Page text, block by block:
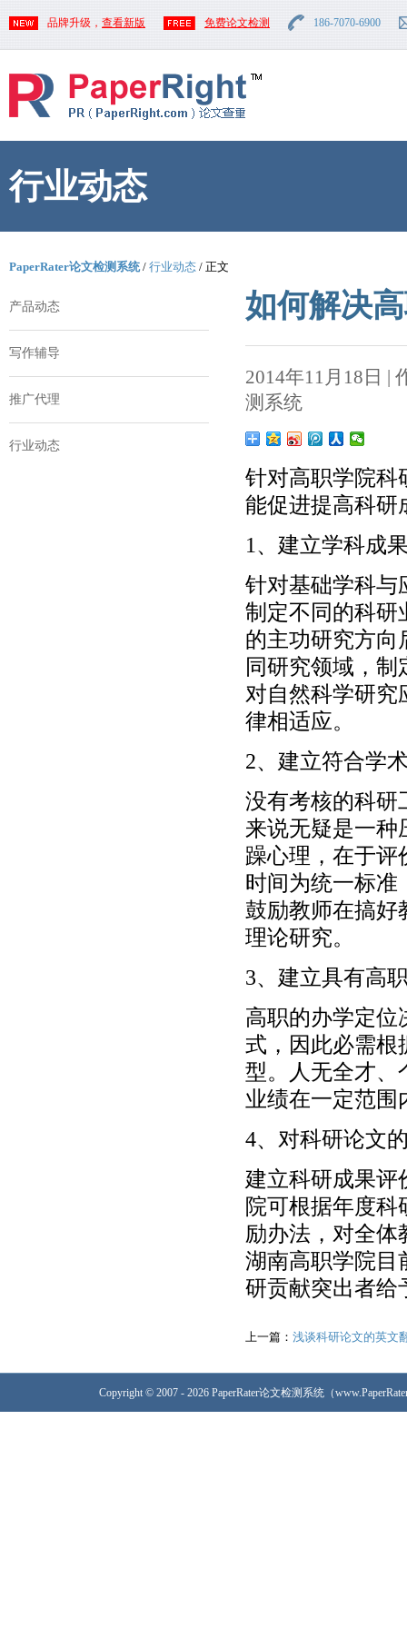
品牌升级， 查看新版 免费论文检测 186-7070-6900
行业动态
PaperRater论文检测系统/ 行业动态 / 正文
产品动态
写作辅导
推广代理
行业动态
如何解决
2014年11月18日 |
测系统
针对高职学院科
能促进提高科研
1、建立学科成
针对基础学科与
制定不同的科研
的主功研究方向
同研究领域，
对自然科学研究
律相适应。
2、建立符合学
没有考核的科研
来说无疑是一种
躁心理，在于评
时间为统一标准
鼓励教师在搞好
理论研究。
3、建立具有高
高职的办学定位
式，因此必需根
型。人无全才、
业绩在一定范围
4、对科研论文
建立科研成果评
院可根据年度
励办法，对全
湖南高职学院目
研贡献突出者给
上一篇： 浅谈科研论文的英文
Copyright © 2007 - 2026 PaperRater论文检测系统（